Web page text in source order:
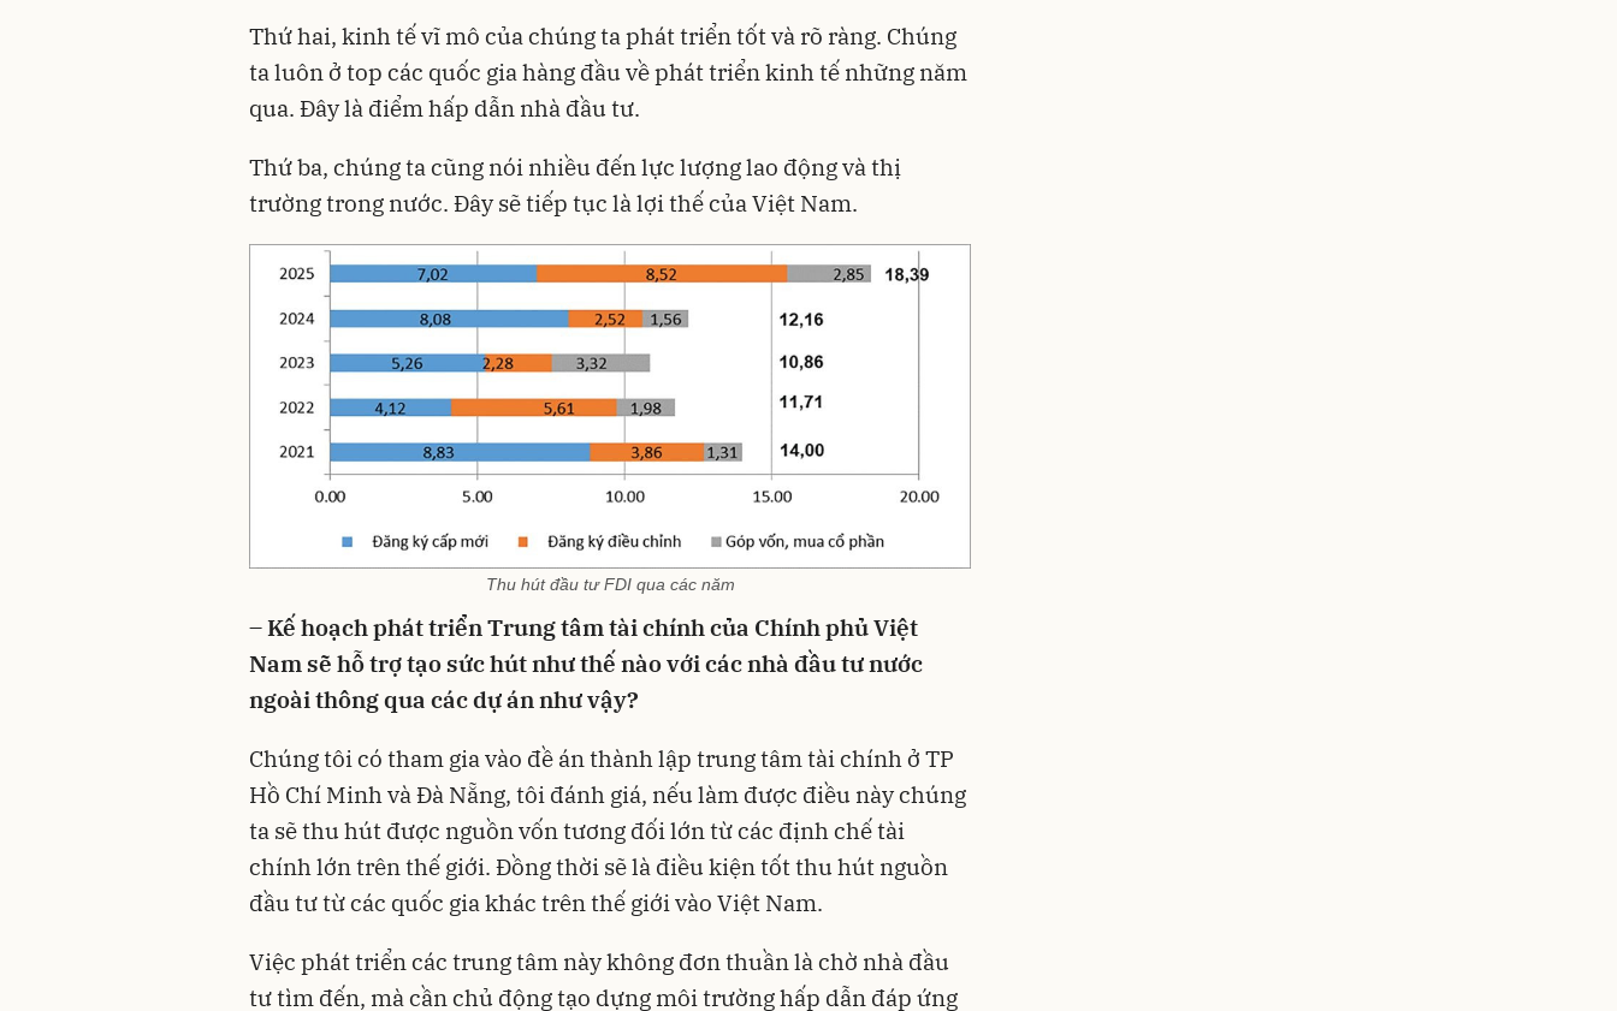
Thứ hai, kinh tế vĩ mô của chúng ta phát triển tốt và rõ ràng. Chúng
ta luôn ở top các quốc gia hàng đầu về phát triển kinh tế những năm
qua. Đây là điểm hấp dẫn nhà đầu tư.
Thứ ba, chúng ta cũng nói nhiều đến lực lượng lao động và thị
trường trong nước. Đây sẽ tiếp tục là lợi thế của Việt Nam.
Thu hút đầu tư FDI qua các năm
– Kế hoạch phát triển Trung tâm tài chính của Chính phủ Việt
Nam sẽ hỗ trợ tạo sức hút như thế nào với các nhà đầu tư nước
ngoài thông qua các dự án như vậy?
Chúng tôi có tham gia vào đề án thành lập trung tâm tài chính ở TP
Hồ Chí Minh và Đà Nẵng, tôi đánh giá, nếu làm được điều này chúng
ta sẽ thu hút được nguồn vốn tương đối lớn từ các định chế tài
chính lớn trên thế giới. Đồng thời sẽ là điều kiện tốt thu hút nguồn
đầu tư từ các quốc gia khác trên thế giới vào Việt Nam.
Việc phát triển các trung tâm này không đơn thuần là chờ nhà đầu
tư tìm đến, mà cần chủ động tạo dựng môi trường hấp dẫn đáp ứng